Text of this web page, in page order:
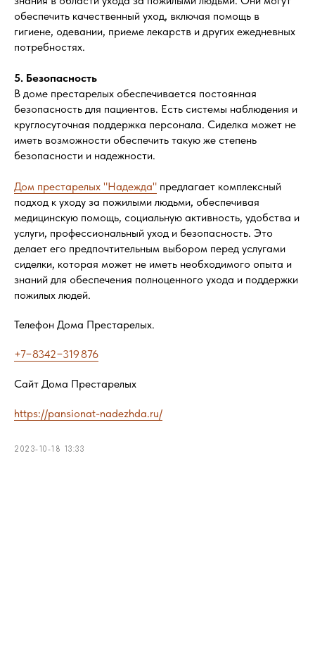
обеспечить качественный уход, включая помощь в
гигиене, одевании, приеме лекарств и других ежедневных
потребностях.
5. Безопасность
В доме престарелых обеспечивается постоянная
безопасность для пациентов. Есть системы наблюдения и
круглосуточная поддержка персонала. Сиделка может не
иметь возможности обеспечить такую же степень
безопасности и надежности.
Дом престарелых "Надежда" предлагает комплексный
подход к уходу за пожилыми людьми, обеспечивая
медицинскую помощь, социальную активность, удобства и
услуги, профессиональный уход и безопасность. Это
делает его предпочтительным выбором перед услугами
сиделки, которая может не иметь необходимого опыта и
знаний для обеспечения полноценного ухода и поддержки
пожилых людей.
Телефон Дома Престарелых.
+7−8342−319 876
Сайт Дома Престарелых
https://pansionat-nadezhda.ru/
2023-10-18 13:33